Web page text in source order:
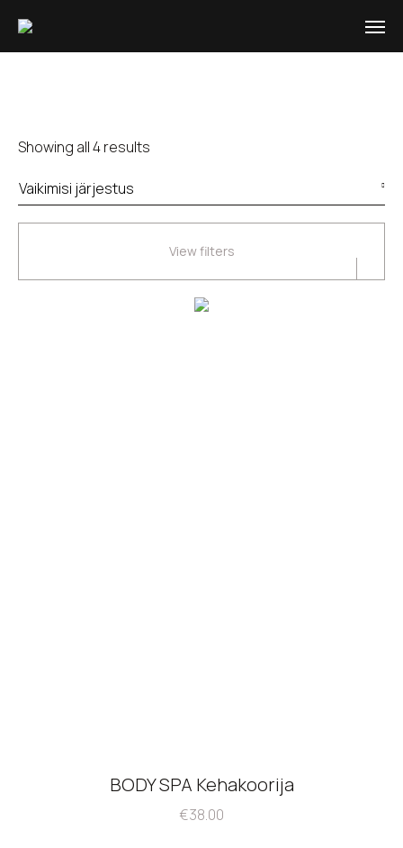
Showing all 4 results
View filters
BODY SPA Kehakoorija
€38.00